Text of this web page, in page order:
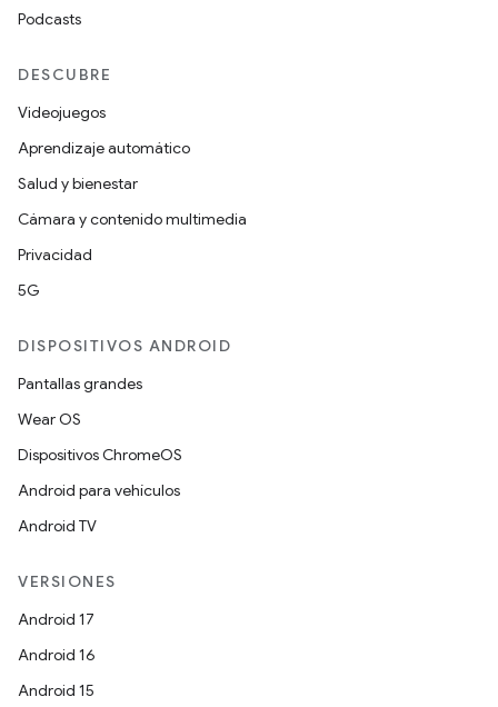
Podcasts
DESCUBRE
Videojuegos
Aprendizaje automático
Salud y bienestar
Cámara y contenido multimedia
Privacidad
5G
DISPOSITIVOS ANDROID
Pantallas grandes
Wear OS
Dispositivos ChromeOS
Android para vehículos
Android TV
VERSIONES
Android 17
Android 16
Android 15